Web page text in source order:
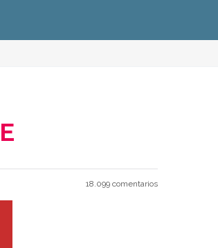
18.099 comentarios